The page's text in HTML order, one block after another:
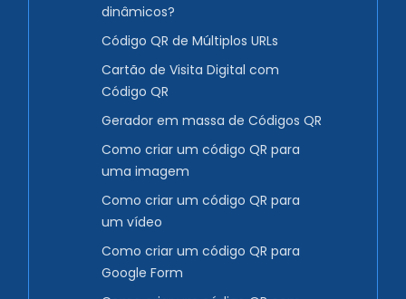
dinâmicos?
Código QR de Múltiplos URLs
Cartão de Visita Digital com
Código QR
Gerador em massa de Códigos QR
Como criar um código QR para
uma imagem
Como criar um código QR para
um vídeo
Como criar um código QR para
Google Form